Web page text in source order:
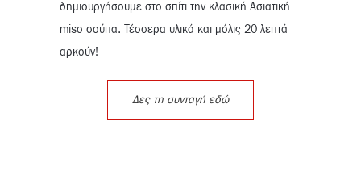
δημιουργήσουμε στο σπίτι την κλασική Ασιατική
miso σούπα. Τέσσερα υλικά και μόλις 20 λεπτά
αρκούν!
Δες τη συνταγή εδώ